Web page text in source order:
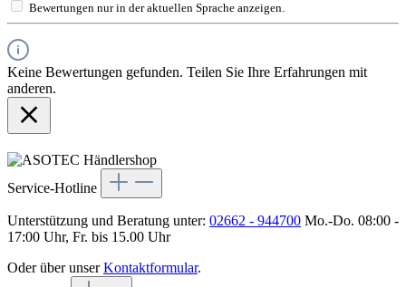
Bewertungen nur in der aktuellen Sprache anzeigen.
Keine Bewertungen gefunden. Teilen Sie Ihre Erfahrungen mit
anderen.
Service-Hotline
Unterstützung und Beratung unter: 02662 - 944700 Mo.-Do. 08:00 -
17:00 Uhr, Fr. bis 15.00 Uhr
Oder über unserKontaktformular.